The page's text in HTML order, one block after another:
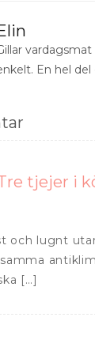
En hel
tjejer i
och lugnt
[…]